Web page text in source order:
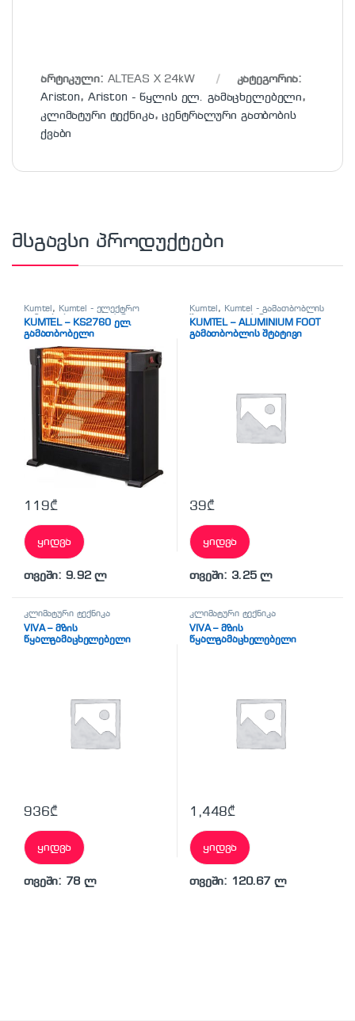
არტიკული: ALTEAS X 24kW
კატეგორია:
Ariston, Ariston - წყლის ელ. გამაცხელებელი,
კლიმატური ტექნიკა,ცენტრალური გათბობის
ქვაბი
მსგავსი პროდუქტები
Kumtel , Kumtel - ელექტრო
გამათბობელი,ელექტრო
გამათბობელი,კლიმატური
ტექნიკა
KUMTEL – KS2760 ელ.
გამათბობელი
119₾
ყიდვა
თვეში: 9.92 ლ
Kumtel , Kumtel - გამათბობლის
შტატივი,
ელექტრო
გამათბობელი,კლიმატური
ტექნიკა
KUMTEL – ALUMINIUM FOOT
გამათბობლის შტატივი
39₾
ყიდვა
თვეში: 3.25 ლ
კლიმატური ტექნიკა
VIVA – მზის
წყალგამაცხელებელი
936₾
ყიდვა
თვეში: 78 ლ
კლიმატური ტექნიკა
VIVA – მზის
წყალგამაცხელებელი
1,448₾
ყიდვა
თვეში: 120.67 ლ